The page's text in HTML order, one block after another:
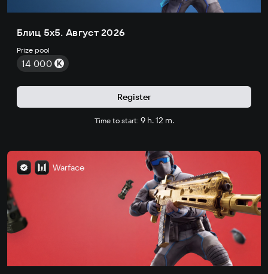
Блиц 5х5. Август 2026
Prize pool
14 000
Register
Time to start: 9 h. 12 m.
Warface